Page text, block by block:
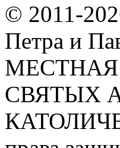
© 2011-
Петра и
МЕСТНАЯ
СВЯТЫХ